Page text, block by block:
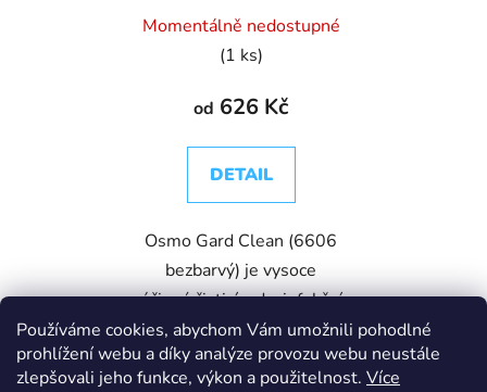
Používáme cookies, abychom Vám umožnili pohodlné
prohlížení webu a díky analýze provozu webu neustále
zlepšovali jeho funkce, výkon a použitelnost. Více
Momentálně nedostupné
(1 ks)
od 626 Kč
DETAIL
Osmo Gard Clean (6606
bezbarvý) je vysoce
účinný čisticí a dezinfekční
koncentrát, který
spolehlivě odstraňuje
zelený povlak, řasy, mech